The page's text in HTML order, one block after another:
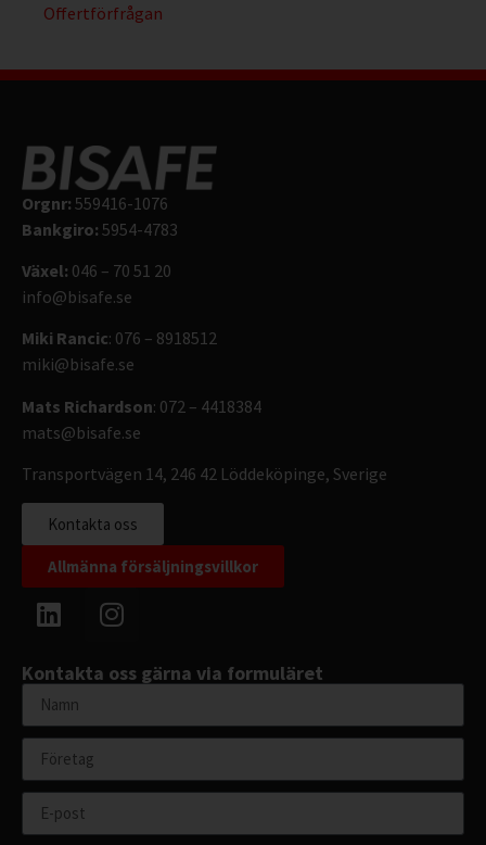
Offertförfrågan
Orgnr: 559416-1076
Bankgiro: 5954-4783
Växel: 046 – 70 51 20
info@bisafe.se
Miki Rancic: 076 – 8918512
miki@bisafe.se
Mats Richardson: 072 – 4418384
mats@bisafe.se
Transportvägen 14, 246 42 Löddeköpinge, Sverige
Kontakta oss
Allmänna försäljningsvillkor
Kontakta oss gärna via formuläret